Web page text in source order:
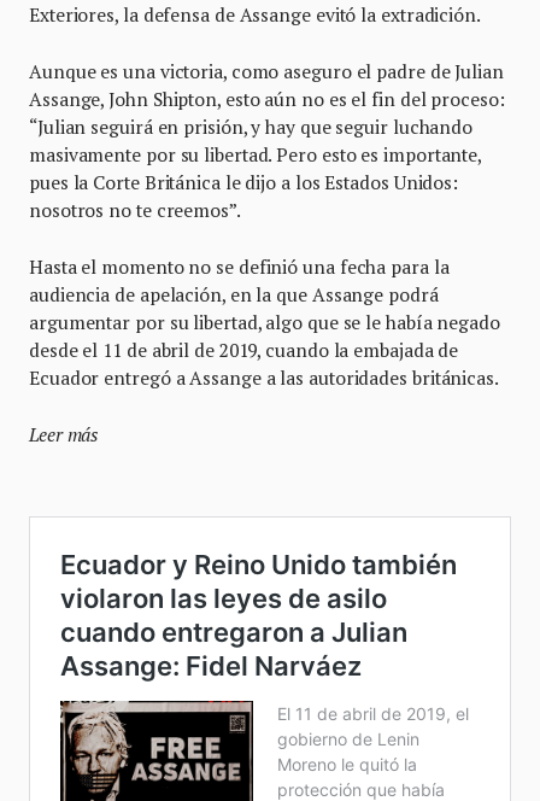
Exteriores, la defensa de Assange evitó la extradición.
Aunque es una victoria, como aseguro el padre de Julian
Assange, John Shipton, esto aún no es el fin del proceso:
“Julian seguirá en prisión, y hay que seguir luchando
masivamente por su libertad. Pero esto es importante,
pues la Corte Británica le dijo a los Estados Unidos:
nosotros no te creemos”.
Hasta el momento no se definió una fecha para la
audiencia de apelación, en la que Assange podrá
argumentar por su libertad, algo que se le había negado
desde el 11 de abril de 2019, cuando la embajada de
Ecuador entregó a Assange a las autoridades británicas.
Leer más